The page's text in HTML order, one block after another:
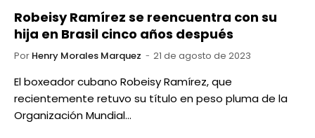
Robeisy Ramírez se reencuentra con su
hija en Brasil cinco años después
Por Henry Morales Marquez 21 de agosto de 2023
El boxeador cubano Robeisy Ramírez, que
recientemente retuvo su título en peso pluma de la
Organización Mundial…